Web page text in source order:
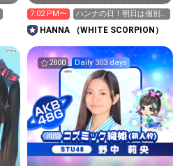
7:02 PM〜
ハンナの日！明日は個別
握手会！当日販売あるよ
HANNA （WHITE SCORPION）
2800 Daily 303 days